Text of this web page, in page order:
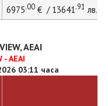
6975.00€ / 13641.91 лв.
AEAI
- AEAI
03:11 часа